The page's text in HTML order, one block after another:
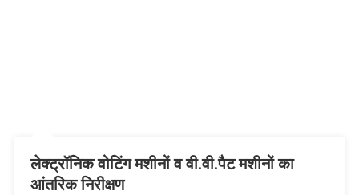
लेक्ट्रॉनिक वोटिंग मशीनों व वी.वी.पैट मशीनों का
आंतरिक निरीक्षण